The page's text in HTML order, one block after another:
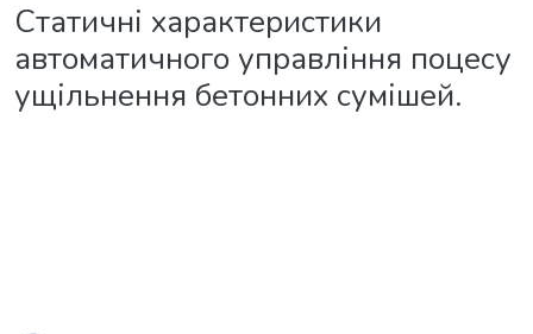
Статичні характеристики
автоматичного управління поцесу
ущільнення бетонних сумішей.